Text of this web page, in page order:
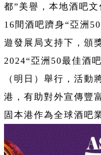
都”美譽，本地酒吧
16間酒吧躋身“亞洲
遊發展局支持下，頒
2024“亞洲50最佳酒
（明日）舉行，活動
港，有助對外宣傳豐
固本港作為全球酒吧